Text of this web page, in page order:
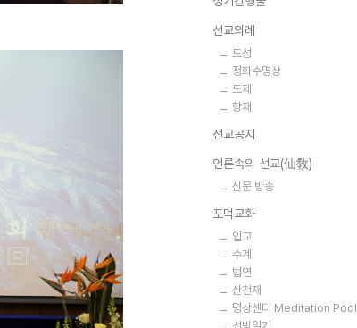
선교의례
도성
정화수명상
도제
향재
선교공지
언론속의 선교(仙敎)
신문 방송
포덕교화
입교
수계
법연
산천재
명상센터 Meditation Pool